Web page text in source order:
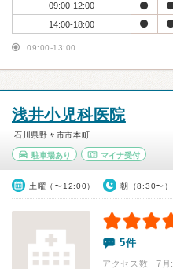
09:00-12:00
14:00-18:00
09:00-13:00
浅井小児科医院
石川県野々市市本町
駐車場あり マイナ受付
土曜（〜12:00） 朝（8:30〜）
5件
アクセス数 7月: